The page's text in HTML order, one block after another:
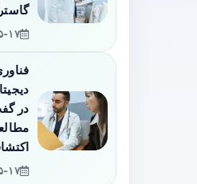
در